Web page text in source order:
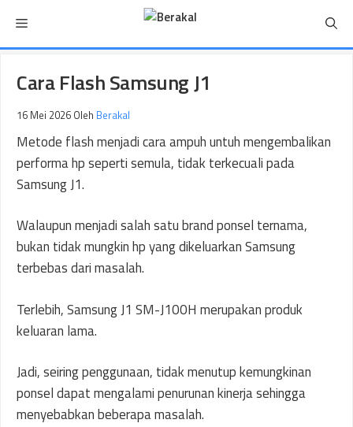
isi
Menu
Cara Flash Samsung J1
16 Mei 2026 Oleh Berakal
Metode flash menjadi cara ampuh untuh mengembalikan
performa hp seperti semula, tidak terkecuali pada
Samsung J1.
Walaupun menjadi salah satu brand ponsel ternama,
bukan tidak mungkin hp yang dikeluarkan Samsung
terbebas dari masalah.
Terlebih, Samsung J1 SM-J100H merupakan produk
keluaran lama.
Jadi, seiring penggunaan, tidak menutup kemungkinan
ponsel dapat mengalami penurunan kinerja sehingga
menyebabkan beberapa masalah.